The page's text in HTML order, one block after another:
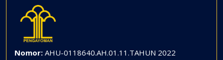
Nomor: AHU-0118640.AH.01.11.TAHUN 2022